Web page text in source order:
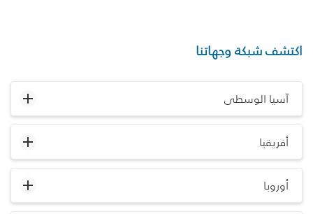
اكتشف شبكة وجهاتنا
آسيا الوسطى
أفريقيا
أوروبا